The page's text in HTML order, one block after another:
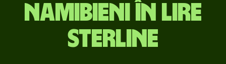
namibieni în lire
sterline